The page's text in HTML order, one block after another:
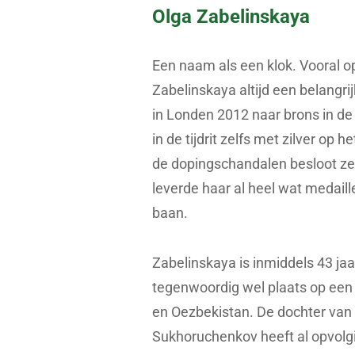
Olga Zabelinskaya
Een naam als een klok. Vooral
Zabelinskaya altijd een
in Londen 2012 naar brons in
in de tijdrit zelfs met zilver op
de dopingschandalen besloot
leverde haar al heel wat
baan.
Zabelinskaya is inmiddels 43
tegenwoordig wel plaats op
en Oezbekistan. De dochter
Sukhoruchenkov heeft al